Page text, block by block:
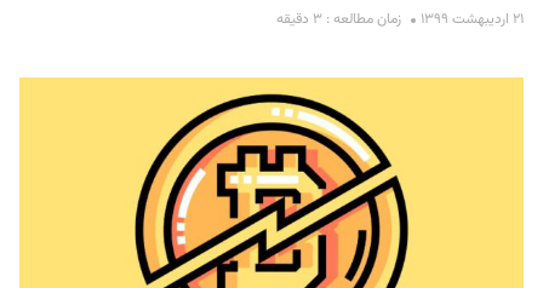
۲۱ اردیبهشت ۱۳۹۹ زمان مطالعه : ۳ دقیقه